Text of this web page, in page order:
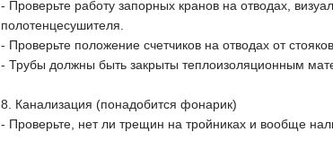
- Проверьте работу запорных кранов на отводах,
полотенцесушителя.
- Проверьте положение счетчиков на отводах от
- Трубы должны быть закрыты теплоизоляционным
8. Канализация (понадобится фонарик)
- Проверьте, нет ли трещин на тройниках и вообще